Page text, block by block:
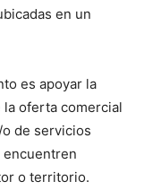
en un
es apoyar la
oferta comercial
de servicios
encuentren
o territorio.